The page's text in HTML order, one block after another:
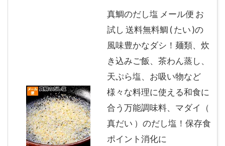
真鯛のだし塩 メール便 お
試し 送料無料鯛 ( たい )の
風味豊かなダシ！麺類、炊
き込みご飯、茶わん蒸し、
天ぷら塩、お吸い物など
様々な料理に使える和食に
合う万能調味料、マダイ（
真だい ）のだし塩！保存食
ポイント消化に